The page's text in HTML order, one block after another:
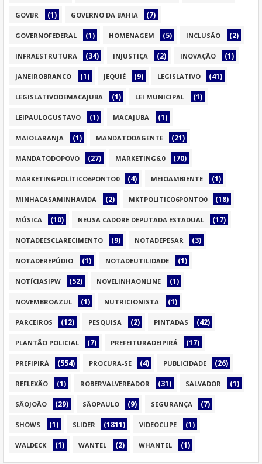
GOVBR (1) GOVERNO DA BAHIA (7)
GOVERNOFEDERAL (1) HOMENAGEM (5) INCLUSÃO (2)
INFRAESTRUTURA (34) INJUSTIÇA (2) INOVAÇÃO (1)
JANEIROBRANCO (1) JEQUIÉ (9) LEGISLATIVO (41)
LEGISLATIVODEMACAJUBA (1) LEI MUNICIPAL (1)
LEIPAULOGUSTAVO (1) MACAJUBA (1)
MAIOLARANJA (1) MANDATODAGENTE (21)
MANDATODOPOVO (27) MARKETING6.0 (70)
MARKETINGPOLÍTICO6PONTO0 (4) MEIOAMBIENTE (1)
MINHACASAMINHAVIDA (2) MKTPOLITICO6PONTO0 (18)
MÚSICA (10) NEUSA CADORE DEPUTADA ESTADUAL (17)
NOTADEESCLARECIMENTO (9) NOTADEPESAR (3)
NOTADEREPÚDIO (1) NOTADEUTILIDADE (1)
NOTÍCIASIPW (52) NOVELINHAONLINE (1)
NOVEMBROAZUL (1) NUTRICIONISTA (1)
PARCEIROS (12) PESQUISA (2) PINTADAS (42)
PLANTÃO POLICIAL (7) PREFEITURADEIPIRÁ (17)
PREFIPIRÁ (554) PROCURA-SE (4) PUBLICIDADE (26)
REFLEXÃO (1) ROBERVALVEREADOR (31) SALVADOR (1)
SÃOJOÃO (29) SÃOPAULO (9) SEGURANÇA (7)
SHOWS (1) SLIDER (1811) VIDEOCLIPE (1)
WALDECK (1) WANTEL (2) WHANTEL (1)